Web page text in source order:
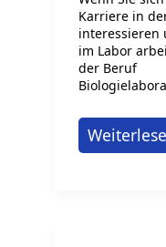
Fachkräfte
Karriere in
interessieren
im Labor
der Beruf
oder